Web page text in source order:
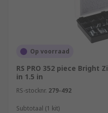
Op voorraad
RS PRO 352 piece Bright
in 1.5 in
RS-stocknr. 279-492
Subtotaal (1 kit)